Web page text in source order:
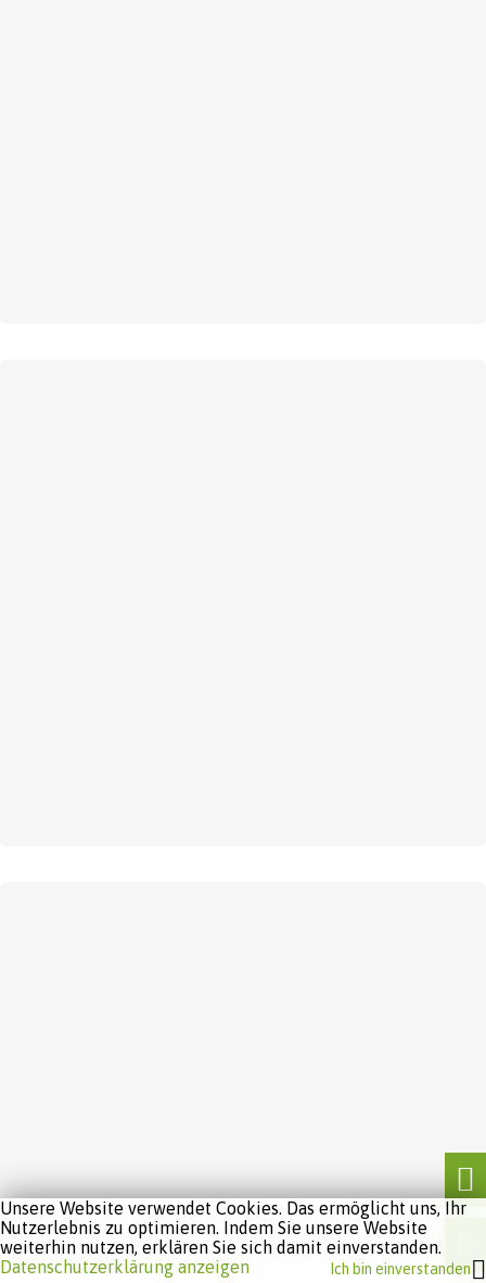
Unsere Website verwendet Cookies. Das ermöglicht uns, Ihr
Nutzerlebnis zu optimieren. Indem Sie unsere Website
weiterhin nutzen, erklären Sie sich damit einverstanden.
Datenschutzerklärung anzeigen
Ich bin einverstanden